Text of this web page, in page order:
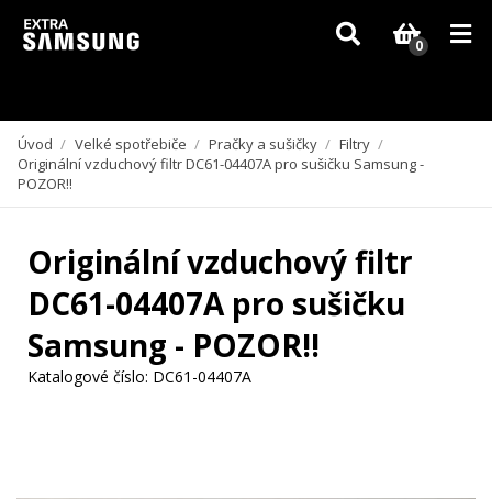
Vzhledem k aktuální situaci se může dodání dílů, které nejsou skladem,
zpozdit. Děkujeme za pochopení.
0
Úvod / Velké spotřebiče / Pračky a sušičky / Filtry /
Originální vzduchový filtr DC61-04407A pro sušičku Samsung -
POZOR!!
Originální vzduchový filtr
DC61-04407A pro sušičku
Samsung - POZOR!!
Katalogové číslo: DC61-04407A